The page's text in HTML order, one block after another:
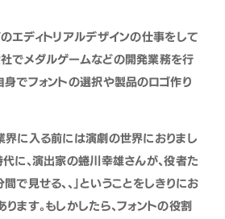
エディトリアルデザインの仕事をして
でメダルゲームなどの開発業務を行
身でフォントの選択や製品のロゴ作り
界に入る前には演劇の世界におりまし
に、演出家の蜷川幸雄さんが、役者た
で見せる、、」ということをしきりにお
ます。もしかしたら、フォントの役割